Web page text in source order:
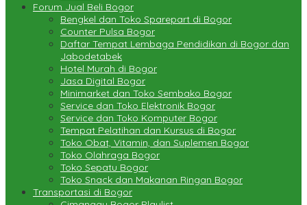
Forum Jual Beli Bogor
Bengkel dan Toko Sparepart di Bogor
Counter Pulsa Bogor
Daftar Tempat Lembaga Pendidikan di Bogor dan
Jabodetabek
Hotel Murah di Bogor
Jasa Digital Bogor
Minimarket dan Toko Sembako Bogor
Service dan Toko Elektronik Bogor
Service dan Toko Komputer Bogor
Tempat Pelatihan dan Kursus di Bogor
Toko Obat, Vitamin, dan Suplemen Bogor
Toko Olahraga Bogor
Toko Sepatu Bogor
Toko Snack dan Makanan Ringan Bogor
Transportasi di Bogor